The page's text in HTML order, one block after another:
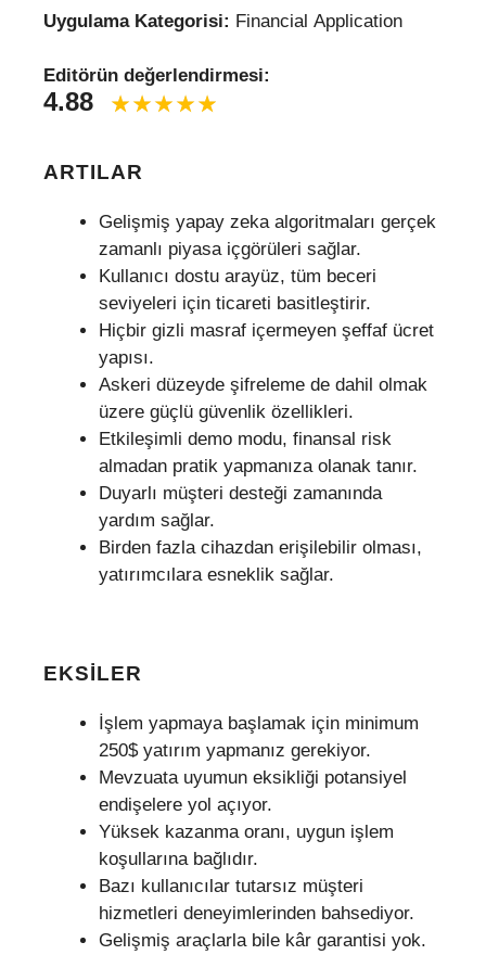
Uygulama Kategorisi: Financial Application
Editörün değerlendirmesi:
4.88
ARTILAR
Gelişmiş yapay zeka algoritmaları gerçek
zamanlı piyasa içgörüleri sağlar.
Kullanıcı dostu arayüz, tüm beceri
seviyeleri için ticareti basitleştirir.
Hiçbir gizli masraf içermeyen şeffaf ücret
yapısı.
Askeri düzeyde şifreleme de dahil olmak
üzere güçlü güvenlik özellikleri.
Etkileşimli demo modu, finansal risk
almadan pratik yapmanıza olanak tanır.
Duyarlı müşteri desteği zamanında
yardım sağlar.
Birden fazla cihazdan erişilebilir olması,
yatırımcılara esneklik sağlar.
EKSILER
İşlem yapmaya başlamak için minimum
250$ yatırım yapmanız gerekiyor.
Mevzuata uyumun eksikliği potansiyel
endişelere yol açıyor.
Yüksek kazanma oranı, uygun işlem
koşullarına bağlıdır.
Bazı kullanıcılar tutarsız müşteri
hizmetleri deneyimlerinden bahsediyor.
Gelişmiş araçlarla bile kâr garantisi yok.